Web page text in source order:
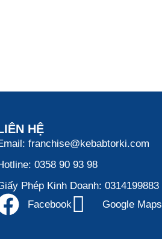
HỆ
franchise@kebabtorki.com
0358 90 93 98
Phép Kinh Doanh: 0314199883
Facebook
Google Maps